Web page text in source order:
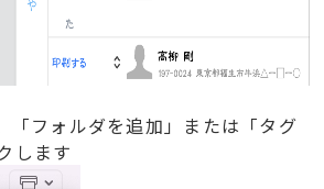
「フォルダを追加」または「タグ
します